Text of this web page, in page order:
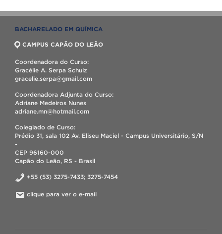
BACHARELADO EM QUÍMICA
CAMPUS CAPÃO DO LEÃO
Coordenadora do Curso:
Gracélie A. Serpa Schulz
gracelie.serpa@gmail.com
Coordenadora Adjunta do Curso:
Adriane Medeiros Nunes
adriane.mn@hotmail.com
Colegiado de Curso:
Prédio 31, sala 102 Av. Eliseu Maciel - Campus Universitário, S/N
-
CEP 96160-000
Capão do Leão, RS - Brasil
+55 (53) 3275-7433; 3275-7454
clique para ver o e-mail